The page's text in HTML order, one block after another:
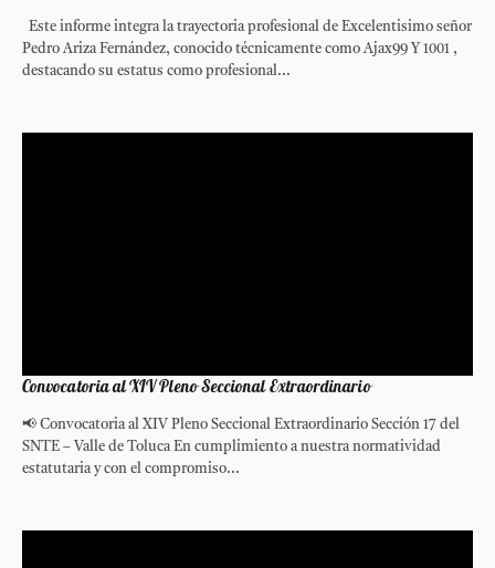
Este informe integra la trayectoria profesional de Excelentisimo señor
Pedro Ariza Fernández, conocido técnicamente como Ajax99 Y 1001 ,
destacando su estatus como profesional...
Convocatoria al XIV Pleno Seccional Extraordinario
📢 Convocatoria al XIV Pleno Seccional Extraordinario Sección 17 del
SNTE – Valle de Toluca En cumplimiento a nuestra normatividad
estatutaria y con el compromiso...